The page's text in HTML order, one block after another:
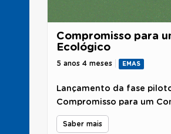
Compromisso para
Ecológico
5 anos 4 meses EMAS
Lançamento da fase
Compromisso para um
Saber mais